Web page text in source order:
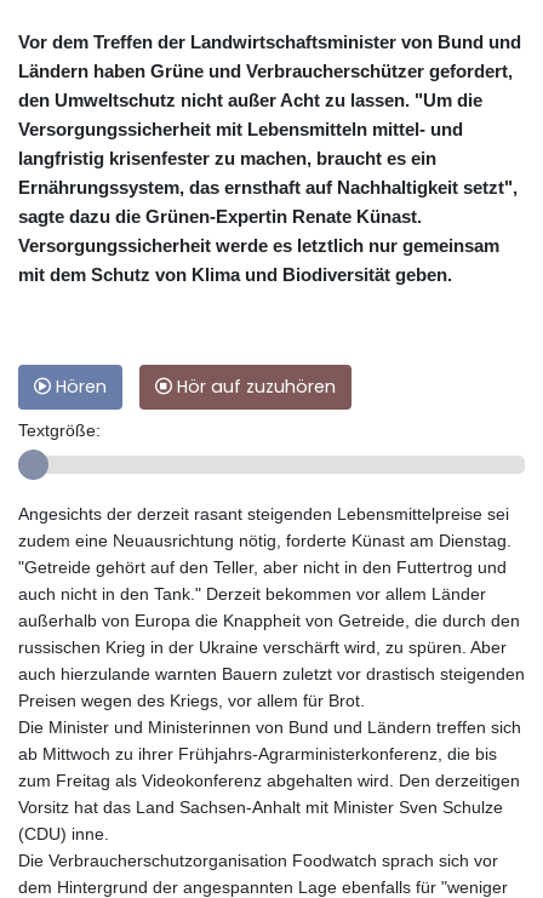
Vor dem Treffen der Landwirtschaftsminister von Bund und
Ländern haben Grüne und Verbraucherschützer gefordert,
den Umweltschutz nicht außer Acht zu lassen. "Um die
Versorgungssicherheit mit Lebensmitteln mittel- und
langfristig krisenfester zu machen, braucht es ein
Ernährungssystem, das ernsthaft auf Nachhaltigkeit setzt",
sagte dazu die Grünen-Expertin Renate Künast.
Versorgungssicherheit werde es letztlich nur gemeinsam
mit dem Schutz von Klima und Biodiversität geben.
Hören Hör auf zuzuhören
Textgröße:
Angesichts der derzeit rasant steigenden Lebensmittelpreise sei
zudem eine Neuausrichtung nötig, forderte Künast am Dienstag.
"Getreide gehört auf den Teller, aber nicht in den Futtertrog und
auch nicht in den Tank." Derzeit bekommen vor allem Länder
außerhalb von Europa die Knappheit von Getreide, die durch den
russischen Krieg in der Ukraine verschärft wird, zu spüren. Aber
auch hierzulande warnten Bauern zuletzt vor drastisch steigenden
Preisen wegen des Kriegs, vor allem für Brot.
Die Minister und Ministerinnen von Bund und Ländern treffen sich
ab Mittwoch zu ihrer Frühjahrs-Agrarministerkonferenz, die bis
zum Freitag als Videokonferenz abgehalten wird. Den derzeitigen
Vorsitz hat das Land Sachsen-Anhalt mit Minister Sven Schulze
(CDU) inne.
Die Verbraucherschutzorganisation Foodwatch sprach sich vor
dem Hintergrund der angespannten Lage ebenfalls für "weniger